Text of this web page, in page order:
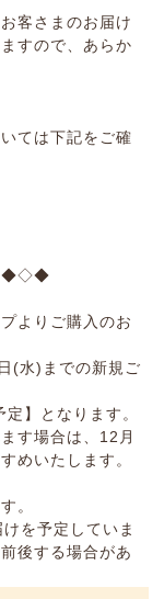
客さまのお届け
すので、あらか
ては下記をご確
◆◇◆
よりご購入のお
(水)までの新規ご
】となります。
す場合は、12月
めいたします。
。
を予定していま
後する場合があ